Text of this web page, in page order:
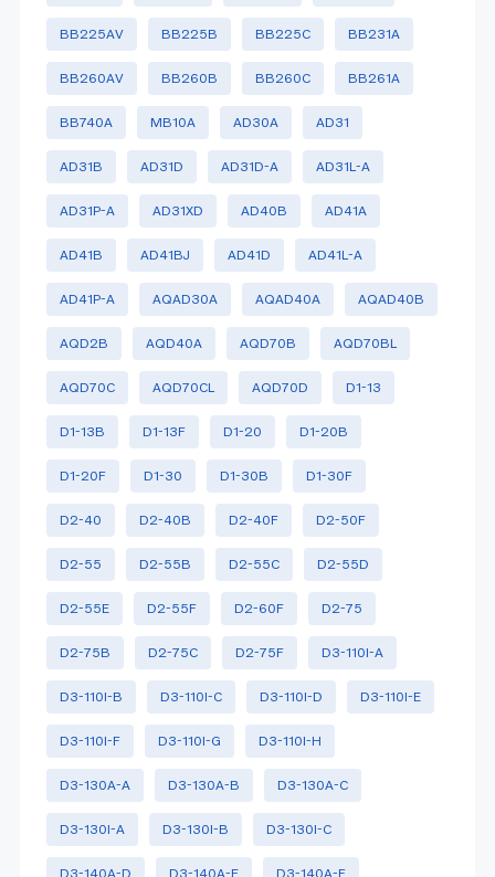
BB225AV BB225B BB225C BB231A
BB260AV BB260B BB260C BB261A
BB740A MB10A AD30A AD31
AD31B AD31D AD31D-A AD31L-A
AD31P-A AD31XD AD40B AD41A
AD41B AD41BJ AD41D AD41L-A
AD41P-A AQAD30A AQAD40A AQAD40B
AQD2B AQD40A AQD70B AQD70BL
AQD70C AQD70CL AQD70D D1-13
D1-13B D1-13F D1-20 D1-20B
D1-20F D1-30 D1-30B D1-30F
D2-40 D2-40B D2-40F D2-50F
D2-55 D2-55B D2-55C D2-55D
D2-55E D2-55F D2-60F D2-75
D2-75B D2-75C D2-75F D3-110I-A
D3-110I-B D3-110I-C D3-110I-D D3-110I-E
D3-110I-F D3-110I-G D3-110I-H
D3-130A-A D3-130A-B D3-130A-C
D3-130I-A D3-130I-B D3-130I-C
D3-140A-D D3-140A-E D3-140A-F